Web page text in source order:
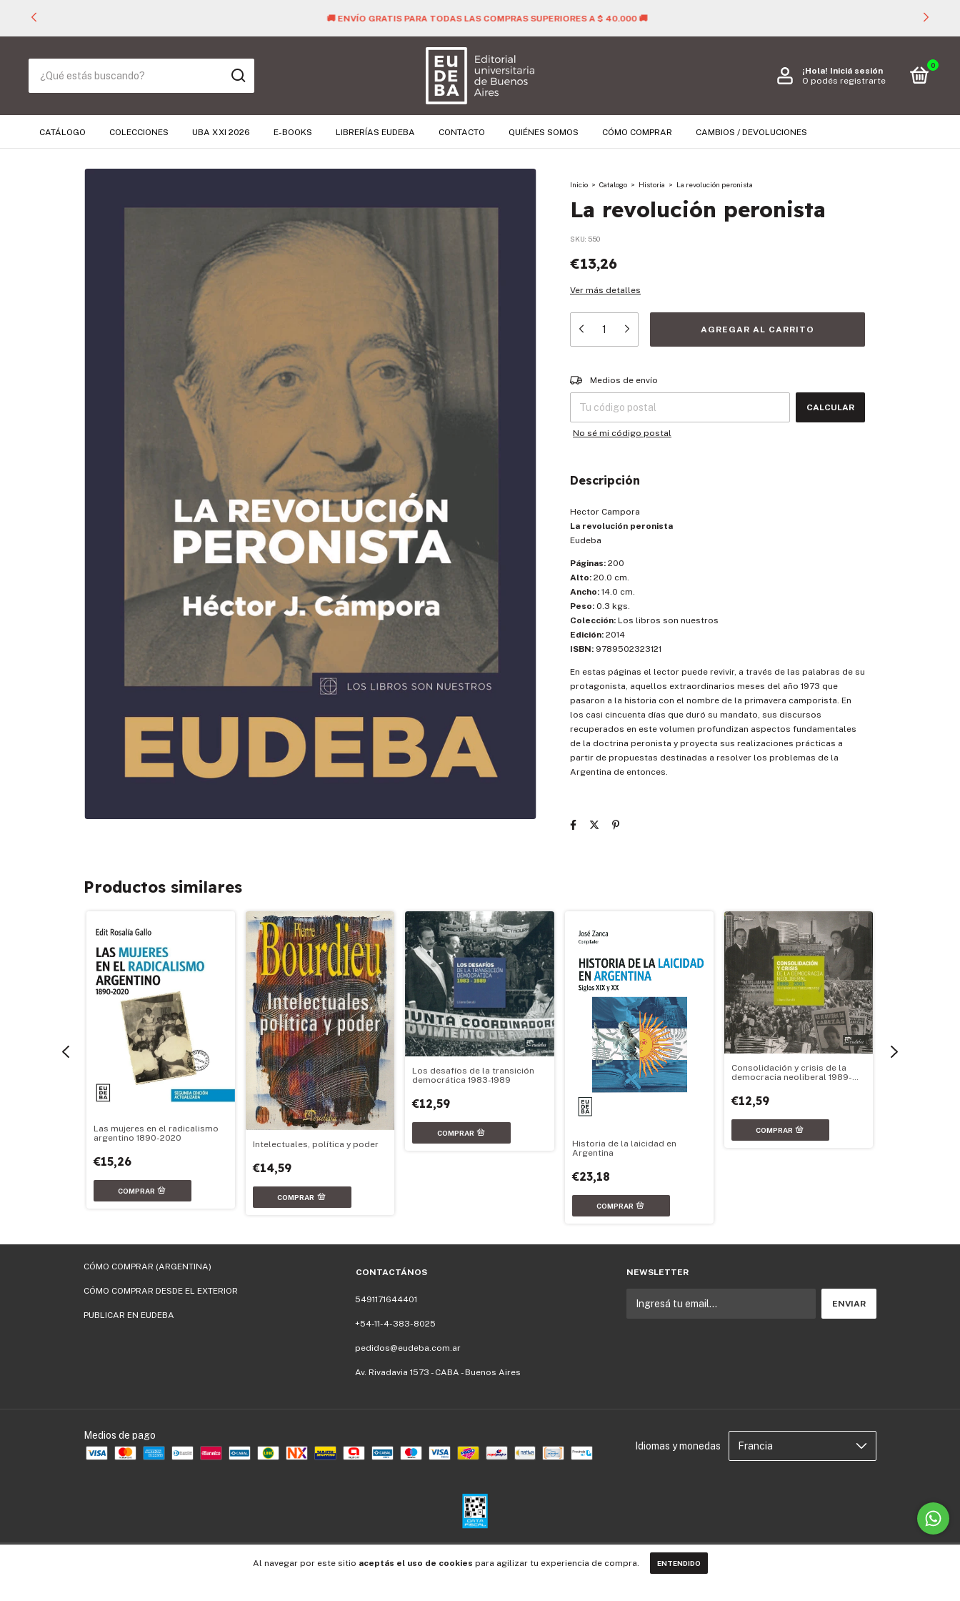
🚚 ENVÍO GRATIS PARA TODAS LAS COMPRAS SUPERIORES A $ 40.000 🚚
¡Hola! Iniciá sesión
O podés registrarte
0
CATÁLOGO COLECCIONES UBA XXI 2026 E-BOOKS LIBRERÍAS EUDEBA CONTACTO QUIÉNES SOMOS CÓMO COMPRAR CAMBIOS / DEVOLUCIONES
Al navegar por este sitio aceptás el uso de cookies para agilizar tu experiencia de compra. ENTENDIDO
Inicio > Catalogo > Historia > La revolución peronista
La revolución peronista
SKU: 550
€13,26
Ver más detalles
Entregas para el CP:
Medios de envío
CALCULAR
No sé mi código postal
Descripción
Hector Campora
La revolución peronista
Eudeba
Páginas: 200
Alto: 20.0 cm.
Ancho: 14.0 cm.
Peso: 0.3 kgs.
Colección: Los libros son nuestros
Edición: 2014
ISBN: 9789502323121
En estas páginas el lector puede revivir, a través de las palabras de su
protagonista, aquellos extraordinarios meses del año 1973 que
pasaron a la historia con el nombre de la primavera camporista. En
los casi cincuenta días que duró su mandato, sus discursos
recuperados en este volumen profundizan aspectos fundamentales
de la doctrina peronista y proyecta sus realizaciones prácticas a
partir de propuestas destinadas a resolver los problemas de la
Argentina de entonces.
Productos similares
Las mujeres en el radicalismo
argentino 1890-2020
€15,26
Intelectuales, política y poder
€14,59
Los desafíos de la transición
democrática 1983-1989
€12,59
Historia de la laicidad en
Argentina
€23,18
Consolidación y crisis de la
democracia neoliberal 1989-
€12,59
CÓMO COMPRAR (ARGENTINA)
CÓMO COMPRAR DESDE EL EXTERIOR
PUBLICAR EN EUDEBA
CONTACTÁNOS
5491171644401
+54-11-4-383-8025
pedidos@eudeba.com.ar
Av. Rivadavia 1573 - CABA - Buenos Aires
NEWSLETTER
Medios de pago
Idiomas y monedas